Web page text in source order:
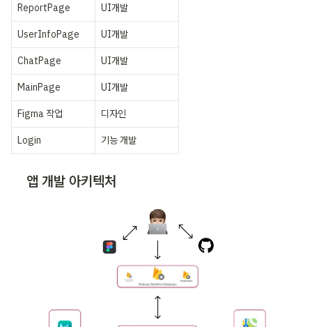
ReportPage UI개발
UserInfoPage UI개발
ChatPage UI개발
MainPage UI개발
Figma 작업 디자인
Login 기능 개발
앱 개발 아키텍처